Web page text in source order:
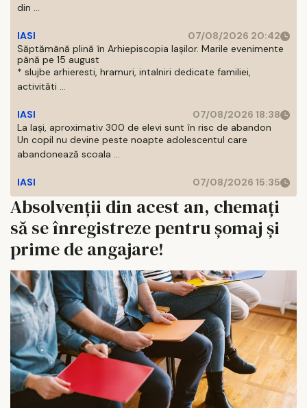
din ...
IASI
07/08/2026 20:42
Săptămână plină în Arhiepiscopia Iașilor. Marile evenimente
până pe 15 august
* slujbe arhieresti, hramuri, intalniri dedicate familiei,
activităti ...
IASI
07/08/2026 18:38
La Iași, aproximativ 300 de elevi sunt în risc de abandon
Un copil nu devine peste noapte adolescentul care
abandonează scoala ...
IASI 07/08/2026 15:35
Absolvenții din acest an, chemați
să se înregistreze pentru șomaj și
prime de angajare!